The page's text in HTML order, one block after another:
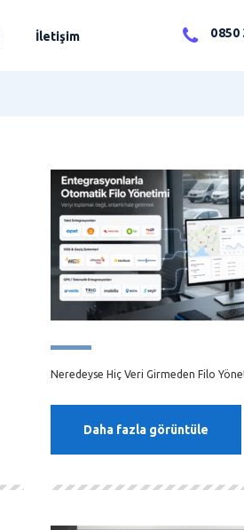
İletişim 0850
Neredeyse Hiç Veri Girmeden Filo
Daha fazla görüntüle